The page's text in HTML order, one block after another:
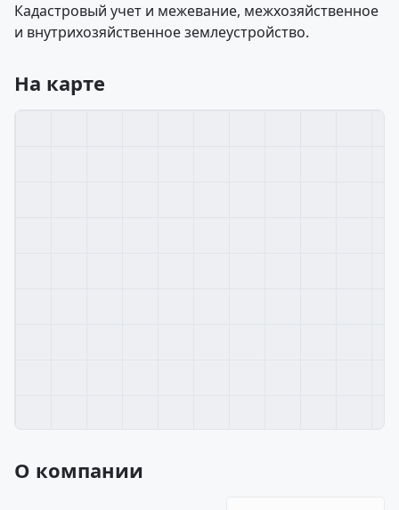
Кадастровый учет и межевание, межхозяйственное
и внутрихозяйственное землеустройство.
На карте
О компании